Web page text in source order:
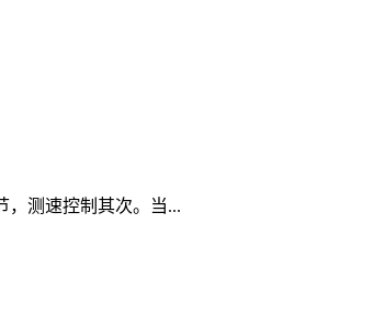
，测速控制其次。当...